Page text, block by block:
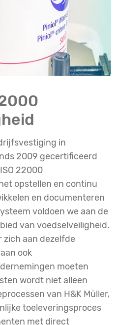
in
2009 gecertificeerd
22000
opstellen en continu
en documenteren
voldoen we aan de
van voedselveiligheid.
zich aan dezelfde
ook
moeten
wordt niet alleen
van H&K Müller,
toeleveringsproces
met direct